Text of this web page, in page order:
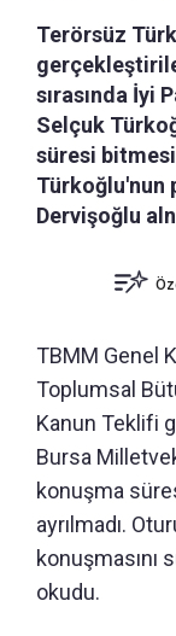
Terörsüz
sırasında İyi
Selçuk
süresi
Türkoğlu'nun
Dervişoğlu
TBMM Genel
Toplumsal
Kanun Teklifi
Bursa
konuşma
ayrılmadı.
konuşmasını
okudu.